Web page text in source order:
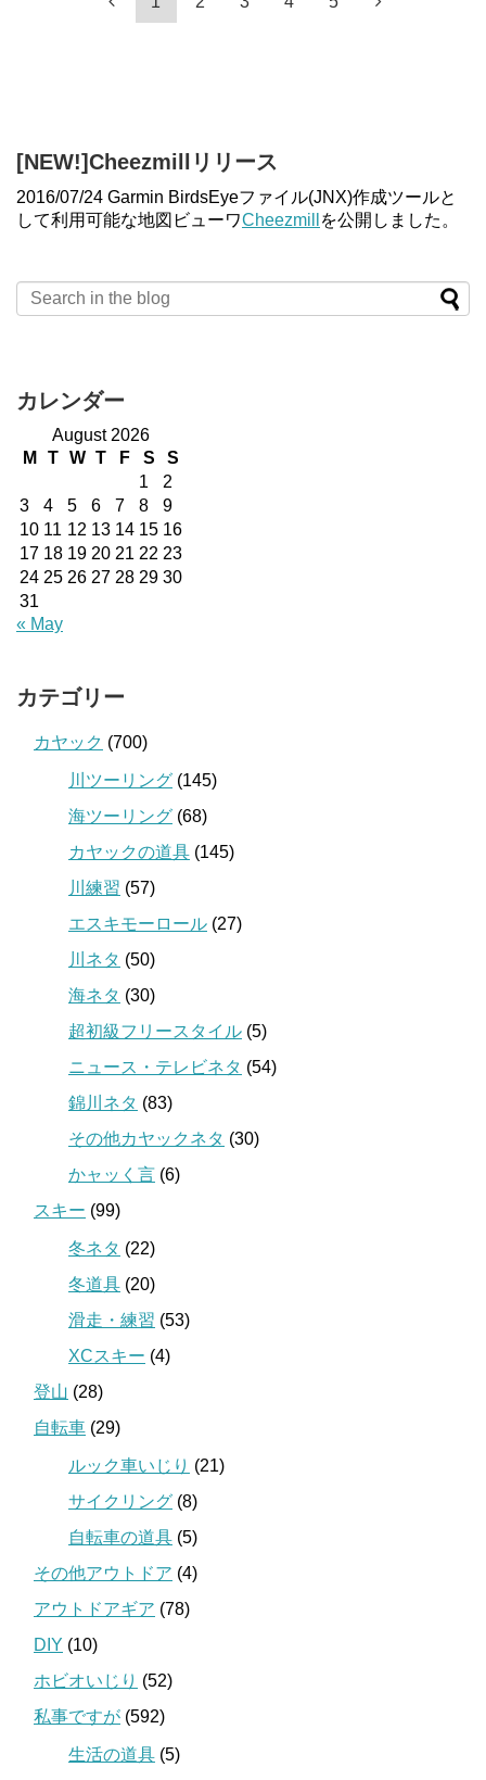
[NEW!]Cheezmillリリース
2016/07/24 Garmin BirdsEyeファイル(JNX)作成ツールと
して利用可能な地図ビューワCheezmill を公開しました。
カレンダー
August 2026
M
T W T F S
S
1
2
3
4 5 6 7 8
9
10 11 12 13 14 15 16
17 18 19 20 21 22 23
24 25 26 27 28 29 30
31
« May
カテゴリー
カヤック (700)
川ツーリング (145)
海ツーリング (68)
カヤックの道具 (145)
川練習 (57)
エスキモーロール (27)
川ネタ (50)
海ネタ (30)
超初級フリースタイル (5)
ニュース・テレビネタ (54)
錦川ネタ (83)
その他カヤックネタ (30)
かャッく言 (6)
スキー (99)
冬ネタ (22)
冬道具 (20)
滑走・練習 (53)
XCスキー (4)
登山 (28)
自転車 (29)
ルック車いじり (21)
サイクリング (8)
自転車の道具 (5)
その他アウトドア (4)
アウトドアギア (78)
DIY (10)
ホビオいじり (52)
私事ですが (592)
生活の道具 (5)